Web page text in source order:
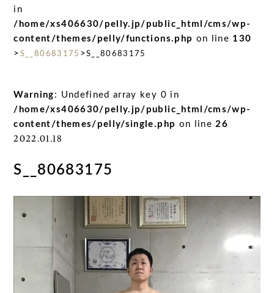
in
/home/xs406630/pelly.jp/public_html/cms/wp-
content/themes/pelly/functions.php on line 130
> S__80683175 >S__80683175
Warning : Undefined array key 0 in
/home/xs406630/pelly.jp/public_html/cms/wp-
content/themes/pelly/single.php on line26
2022.01.18
S__80683175